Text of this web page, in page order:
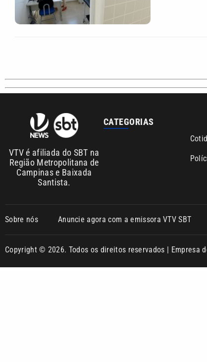
VTV é afiliada do SBT na
Região Metropolitana de
Campinas e Baixada
Santista.
CATEGORIAS
Sobre nós Anuncie agora com a emissora VTV SBT
Copyright © 2026. Todos os direitos reservados | Empresa